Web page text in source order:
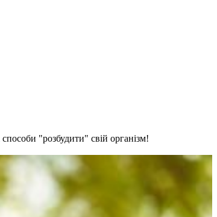
"розбудити" свій організм!